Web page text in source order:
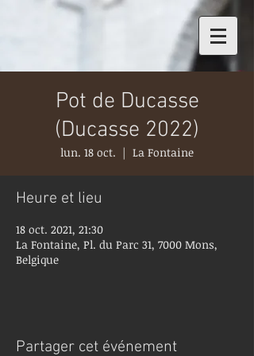
Pot de Ducasse
(Ducasse 2022)
lun. 18 oct.
  |
La Fontaine
Heure et lieu
18 oct. 2021, 21:30
La Fontaine, Pl. du Parc 31, 7000 Mons,
Belgique
Partager cet événement